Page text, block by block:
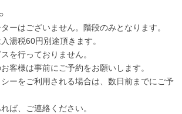
ーはございません。階段のみとなります。
湯税60円別途頂きます。
を行っておりません。
客様は事前にご予約をお願いします。
ーをご利用される場合は、数日前までにご予
ば、ご連絡ください。